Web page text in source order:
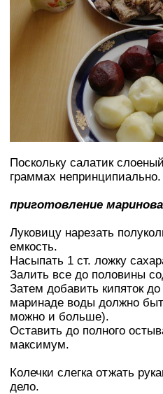
Поскольку салатик
граммах непринципиально.
приготовление
Луковицу нарезать
емкость.
Насыпать 1 ст. ложку
Залить все до половины
Затем добавить кипяток
маринаде воды должно
можно и больше).
Оставить до полного
максимум.
Колечки слегка отжать
дело.